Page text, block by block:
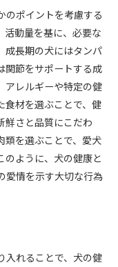
のポイントを考慮する
活動量を基に、必要な
成長期の犬にはタンパ
関節をサポートする成
アレルギーや特定の健
食材を選ぶことで、健
鮮さと品質にこだわ
類を選ぶことで、愛犬
のように、犬の健康と
愛情を示す大切な行為
入れることで、犬の健